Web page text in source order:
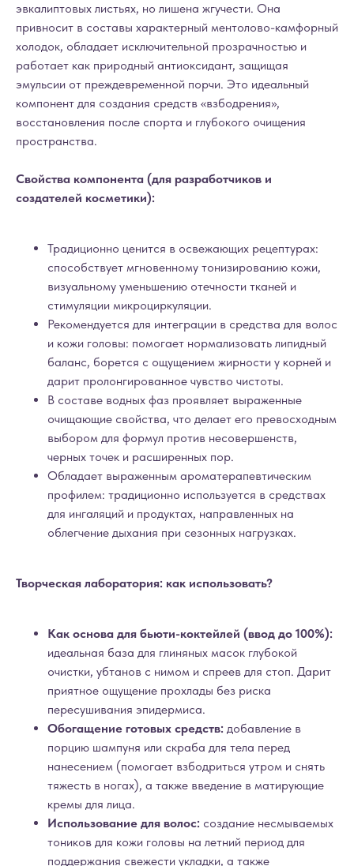
эвкалиптовых листьях, но лишена жгучести. Она
привносит в составы характерный ментолово-камфорный
холодок, обладает исключительной прозрачностью и
работает как природный антиоксидант, защищая
эмульсии от преждевременной порчи. Это идеальный
компонент для создания средств «взбодрения»,
восстановления после спорта и глубокого очищения
пространства.
Свойства компонента (для разработчиков и
создателей косметики):
Традиционно ценится в освежающих рецептурах:
способствует мгновенному тонизированию кожи,
визуальному уменьшению отечности тканей и
стимуляции микроциркуляции.
Рекомендуется для интеграции в средства для волос
и кожи головы: помогает нормализовать липидный
баланс, борется с ощущением жирности у корней и
дарит пролонгированное чувство чистоты.
В составе водных фаз проявляет выраженные
очищающие свойства, что делает его превосходным
выбором для формул против несовершенств,
черных точек и расширенных пор.
Обладает выраженным ароматерапевтическим
профилем: традиционно используется в средствах
для ингаляций и продуктах, направленных на
облегчение дыхания при сезонных нагрузках.
Творческая лаборатория: как использовать?
Как основа для бьюти-коктейлей (ввод до 100%):
идеальная база для глиняных масок глубокой
очистки, убтанов с нимом и спреев для стоп. Дарит
приятное ощущение прохлады без риска
пересушивания эпидермиса.
Обогащение готовых средств: добавление в
порцию шампуня или скраба для тела перед
нанесением (помогает взбодриться утром и снять
тяжесть в ногах), а также введение в матирующие
кремы для лица.
Использование для волос: создание несмываемых
тоников для кожи головы на летний период для
поддержания свежести укладки, а также